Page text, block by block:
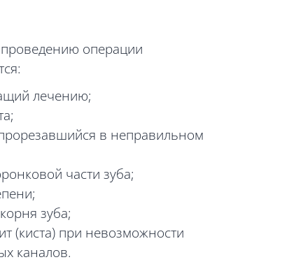
операции
лечению;
в неправильном
части зуба;
зуба;
(киста) при невозможности
каналов.